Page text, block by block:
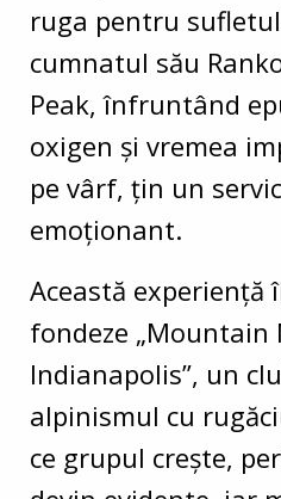
ruga pentru
cumnatul său
Peak, înfruntând
oxigen și vremea
pe vârf, țin un
emoționant.
Această experiență
fondeze „Mountain
Indianapolis”, un
alpinismul cu
ce grupul crește,